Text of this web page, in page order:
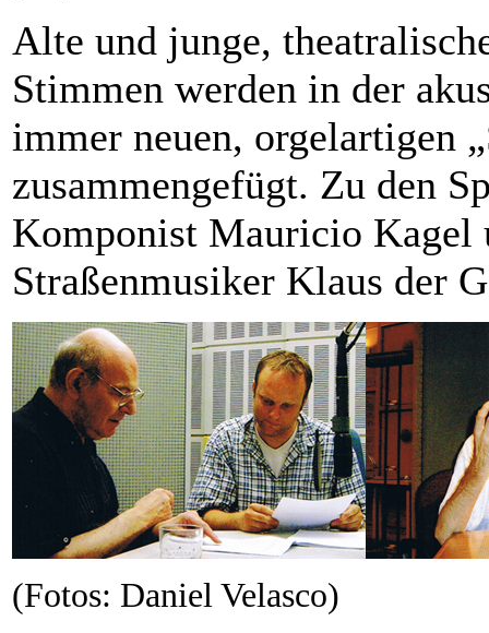
Alte und junge,
Stimmen werden in der
immer neuen, orgelartigen
zusammengefügt. Zu den
Komponist Mauricio Kagel
Straßenmusiker Klaus der
(Fotos: Daniel Velasco)